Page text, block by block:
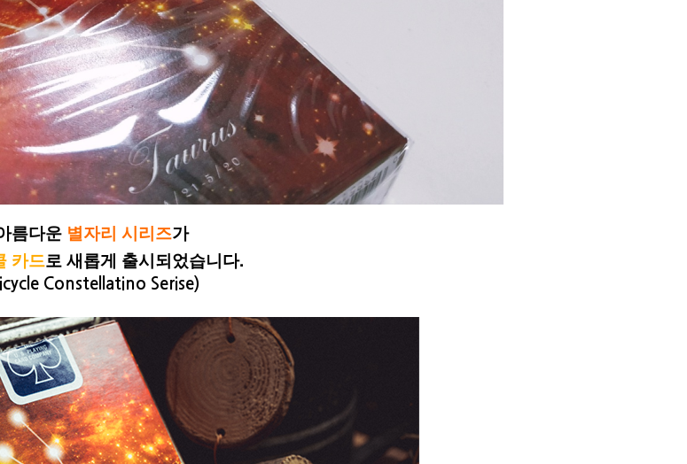
름다운 별자리 시리즈가
카드로 새롭게 출시되었습니다.
Constellatino Serise)